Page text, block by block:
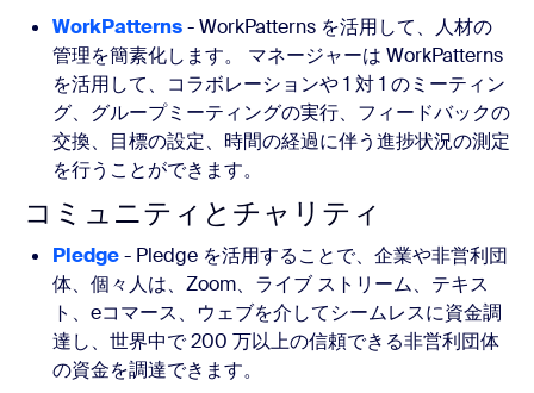
WorkPatterns- WorkPatterns を活用して、人材の
管理を簡素化します。 マネージャーは WorkPatterns
を活用して、コラボレーションや 1 対 1 のミーティン
グ、グループミーティングの実行、フィードバックの
交換、目標の設定、時間の経過に伴う進捗状況の測定
を行うことができます。
コミュニティとチャリティ
Pledge- Pledge を活用することで、企業や非営利団
体、個々人は、Zoom、ライブ ストリーム、テキス
ト、eコマース、ウェブを介してシームレスに資金調
達し、世界中で 200 万以上の信頼できる非営利団体
の資金を調達できます。